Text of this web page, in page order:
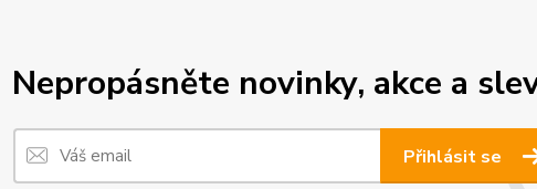
Nepropásněte novinky, akce a
Přihlásit se